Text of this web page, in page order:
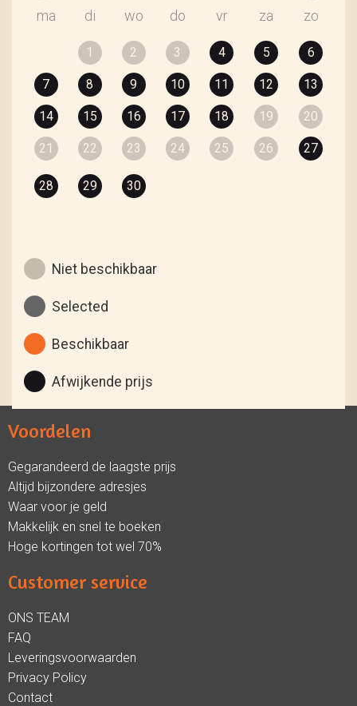
ma di wo do vr za zo
1 2 3 4 5 6
7 8 9 10 11 12 13
14 15 16 17 18 19 20
21 22 23 24 25 26 27
28 29 30
Niet beschikbaar
Selected
Beschikbaar
Afwijkende prijs
Voordelen
Gegarandeerd de laagste prijs
Altijd bijzondere adresjes
Waar voor je geld
Makkelijk en snel te boeken
Hoge kortingen tot wel 70%
Customer service
ONS TEAM
FAQ
Leveringsvoorwaarden
Privacy Policy
Contact